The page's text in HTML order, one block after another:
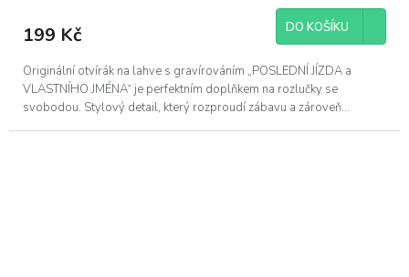
199 Kč DO KOŠÍKU
Originální otvírák na lahve s gravírováním „POSLEDNÍ JÍZDA a
VLASTNÍHO JMÉNA“ je perfektním doplňkem na rozlučky se
svobodou. Stylový detail, který rozproudí zábavu a zároveň...